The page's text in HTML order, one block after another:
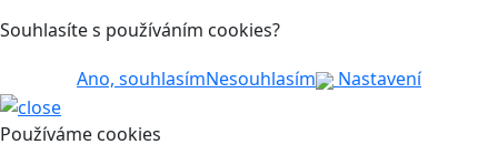
Souhlasíte s používáním cookies?
Ano, souhlasímNesouhlasím Nastavení
Používáme cookies